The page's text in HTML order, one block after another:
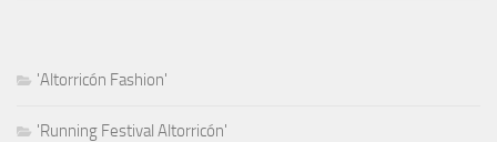
'Altorricón Fashion'
'Running Festival Altorricón'